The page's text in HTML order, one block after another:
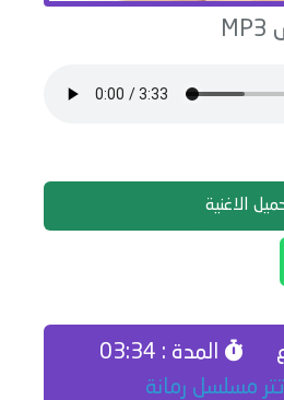
الاغنية
المدة : 03:34
تتر مسلسل رمانة